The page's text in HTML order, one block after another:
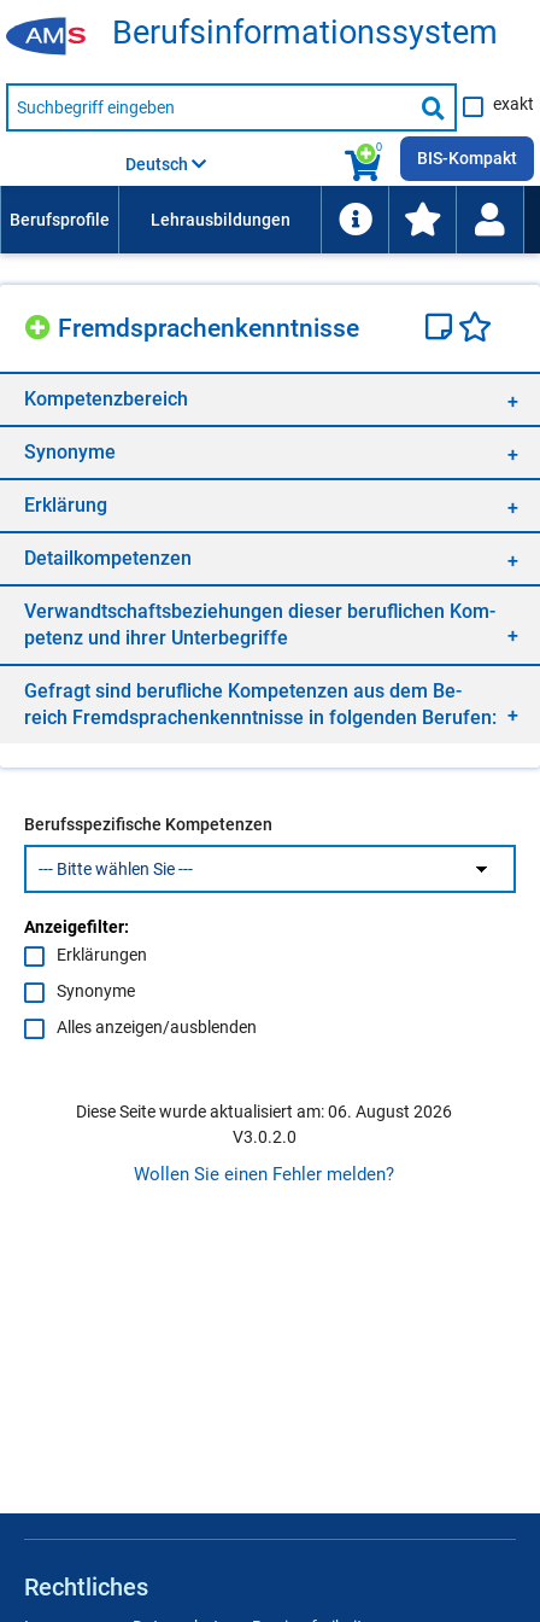
Be­rufs­in­for­ma­ti­ons­sys­tem
Suche
nach
Suche
starten
exakt
0
Deutsch BIS-Kompakt
Fremd­spra­chen­kennt­nis­se
Kom­pe­tenz­be­reich
Syn­ony­me
Er­klä­rung
De­tail­kom­pe­ten­zen
Ver­wandt­schafts­be­zie­hun­gen die­ser be­ruf­li­chen Kom­
pe­tenz und ih­rer Un­ter­be­grif­fe
Ge­fragt sind be­ruf­li­che Kom­pe­ten­zen aus dem Be­
reich Fremd­spra­chen­kennt­nis­se in fol­gen­den Be­ru­fen:
Berufsspezifische Kompetenzen
Anzeigefilter:
Erklärungen
Synonyme
Alles anzeigen/ausblenden
Diese Seite wurde aktualisiert am: 06. August 2026
V3.0.2.0
Wollen Sie einen Fehler melden?
Rechtliches